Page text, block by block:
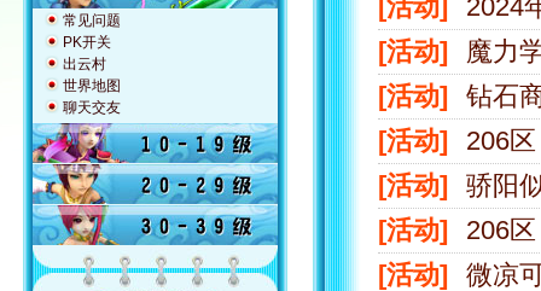
[活动]
2024
[活动]
魔力
[活动] 钻石
[活动]
206
[活动] 骄阳
[活动]
206
[活动] 微凉
常见问题
PK开关
出云村
世界地图
聊天交友